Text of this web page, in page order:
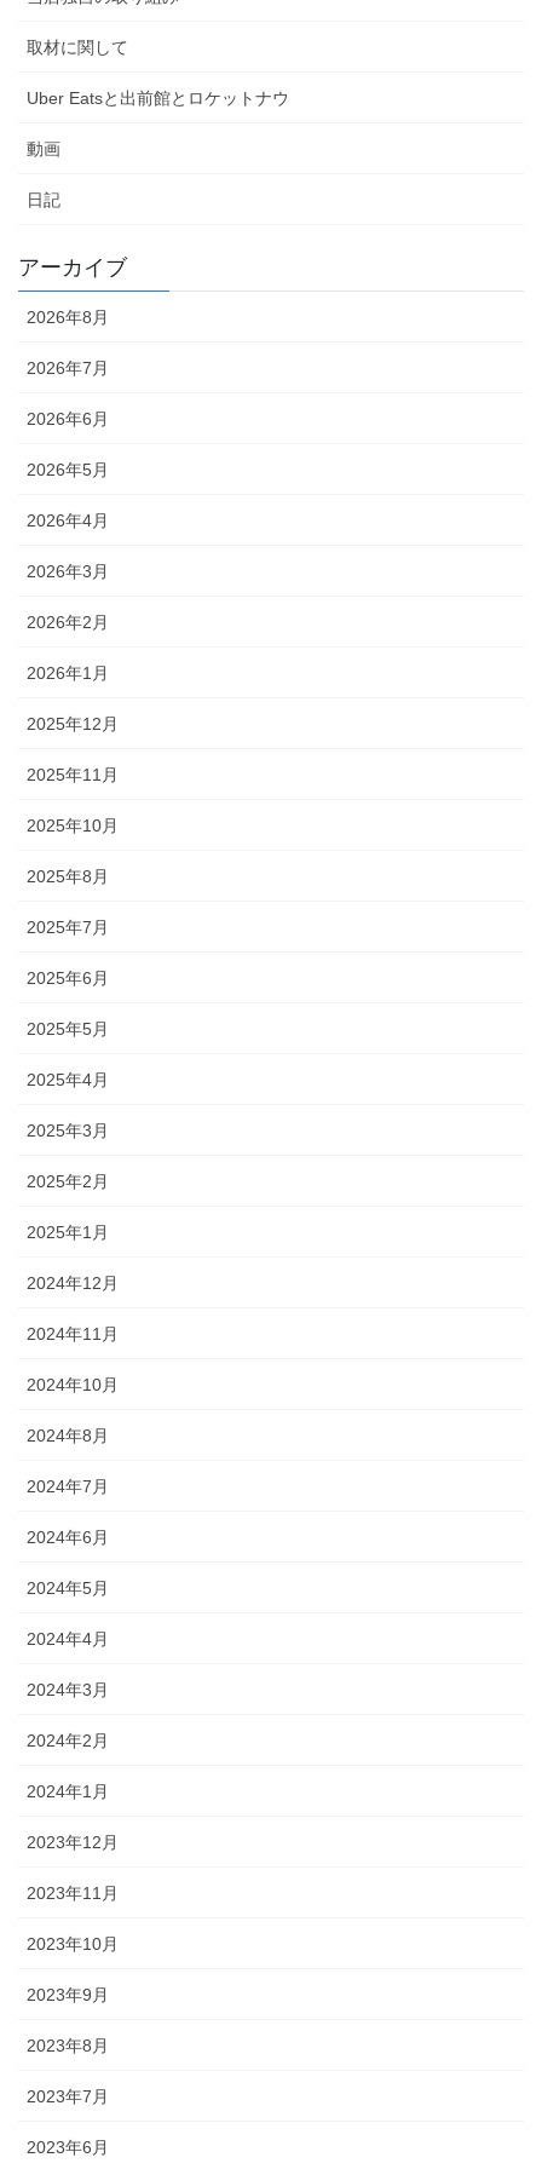
取材に関して
Uber Eatsと出前館とロケットナウ
動画
日記
アーカイブ
2026年8月
2026年7月
2026年6月
2026年5月
2026年4月
2026年3月
2026年2月
2026年1月
2025年12月
2025年11月
2025年10月
2025年8月
2025年7月
2025年6月
2025年5月
2025年4月
2025年3月
2025年2月
2025年1月
2024年12月
2024年11月
2024年10月
2024年8月
2024年7月
2024年6月
2024年5月
2024年4月
2024年3月
2024年2月
2024年1月
2023年12月
2023年11月
2023年10月
2023年9月
2023年8月
2023年7月
2023年6月